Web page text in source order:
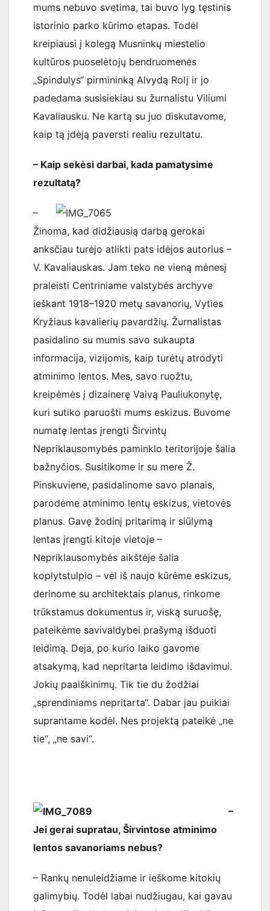
mums nebuvo svetima, tai buvo lyg tęstinis
istorinio parko kūrimo etapas. Todėl
kreipiausi į kolegą Musninkų miestelio
kultūros puoselėtojų bendruomenės
„Spindulys“ pirmininką Alvydą Rolį ir jo
padedama susisiekiau su žurnalistu Viliumi
Kavaliausku. Ne kartą su juo diskutavome,
kaip tą įdėją paversti realiu rezultatu.
– Kaip sekėsi darbai, kada pamatysime
rezultatą?
–
Žinoma, kad didžiausią darbą gerokai
anksčiau turėjo atlikti pats idėjos autorius –
V. Kavaliauskas. Jam teko ne vieną mėnesį
praleisti Centriniame valstybės archyve
ieškant 1918–1920 metų savanorių, Vyties
Kryžiaus kavalierių pavardžių. Žurnalistas
pasidalino su mumis savo sukaupta
informacija, vizijomis, kaip turėtų atrodyti
atminimo lentos. Mes, savo ruožtu,
kreipėmės į dizainerę Vaivą Pauliukonytę,
kuri sutiko paruošti mums eskizus. Buvome
numatę lentas įrengti Širvintų
Nepriklausomybės paminklo teritorijoje šalia
bažnyčios. Susitikome ir su mere Ž.
Pinskuviene, pasidalinome savo planais,
parodėme atminimo lentų eskizus, vietovės
planus. Gavę žodinį pritarimą ir siūlymą
lentas įrengti kitoje vietoje –
Nepriklausomybės aikštėje šalia
koplytstulpio – vėl iš naujo kūrėme eskizus,
derinome su architektais planus, rinkome
trūkstamus dokumentus ir, viską suruošę,
pateikėme savivaldybei prašymą išduoti
leidimą. Deja, po kurio laiko gavome
atsakymą, kad nepritarta leidimo išdavimui.
Jokių paaiškinimų. Tik tie du žodžiai
„sprendiniams nepritarta“. Dabar jau puikiai
suprantame kodėl. Nes projektą pateikė „ne
tie“, „ne savi“.
–
Jei gerai supratau, Širvintose atminimo
lentos savanoriams nebus?
– Rankų nenuleidžiame ir ieškome kitokių
galimybių. Todėl labai nudžiugau, kai gavau